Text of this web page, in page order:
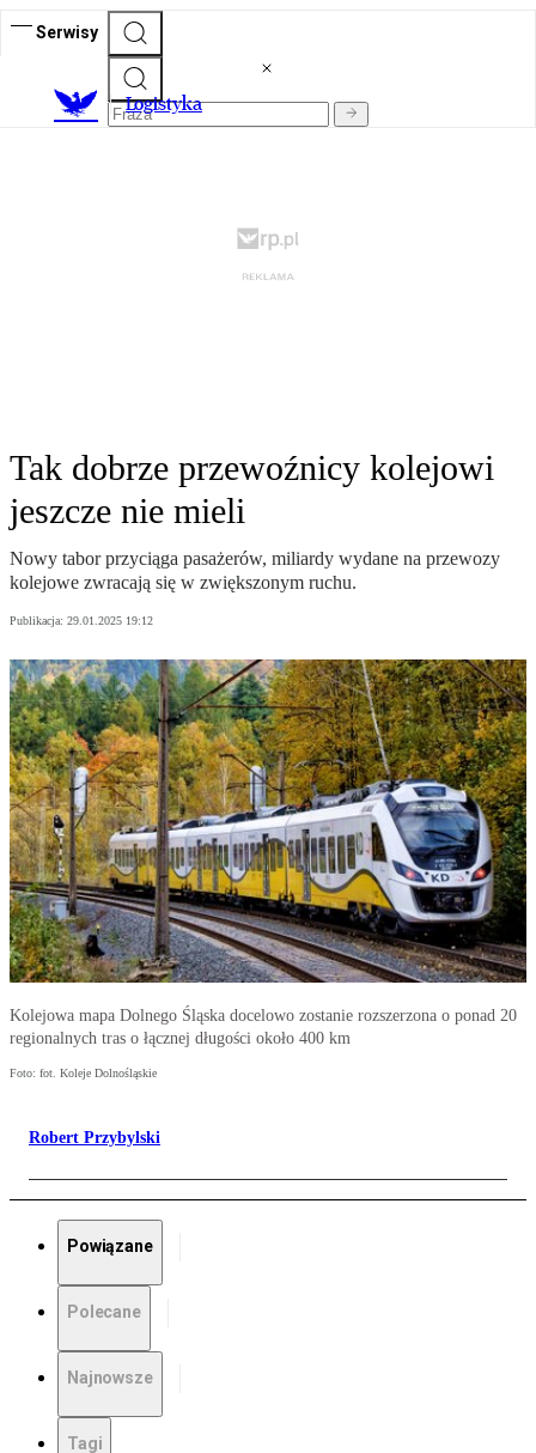
Serwisy
Logistyka
Tak dobrze przewoźnicy kolejowi
jeszcze nie mieli
Nowy tabor przyciąga pasażerów, miliardy wydane na przewozy
kolejowe zwracają się w zwiększonym ruchu.
Publikacja: 29.01.2025 19:12
Kolejowa mapa Dolnego Śląska docelowo zostanie rozszerzona o ponad 20
regionalnych tras o łącznej długości około 400 km
Foto: fot. Koleje Dolnośląskie
Robert Przybylski
Powiązane
Polecane
Najnowsze
Tagi